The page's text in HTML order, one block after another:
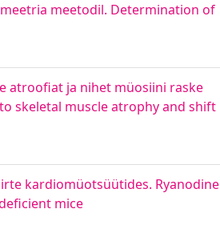
meetodil. Determination of
atroofiat ja nihet müosiini raske
skeletal muscle atrophy and shift
kardiomüotsüütides. Ryanodine
mice